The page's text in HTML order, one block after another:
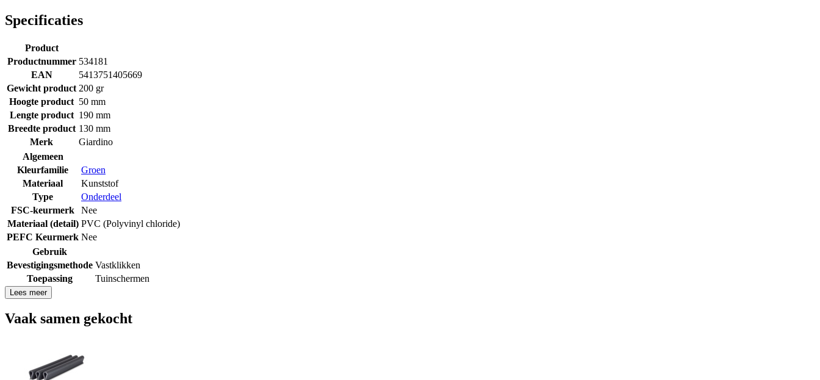
Specificaties
Product
Productnummer 534181
EAN
5413751405669
Gewicht product 200 gr
Hoogte product 50 mm
Lengte product 190 mm
Breedte product 130 mm
Merk
Giardino
Algemeen
Kleurfamilie
Groen
Materiaal
Kunststof
Type
Onderdeel
FSC-keurmerk
Nee
Materiaal (detail) PVC (Polyvinyl chloride)
PEFC Keurmerk Nee
Gebruik
Bevestigingsmethode Vastklikken
Toepassing
Tuinschermen
Lees meer
Vaak samen gekocht